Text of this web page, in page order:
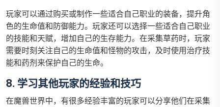
玩家可以通过购买或制作一些适合自己职业的装备，提升角
色的生命值和防御能力。玩家还可以选择一些适合自己职业
的技能和天赋，增加自己的生存能力。在采集草药时，玩家
需要时刻关注自己的生命值和怪物的攻击，及时使用治疗技
能和药剂来保护自己的生命。
8. 学习其他玩家的经验和技巧
在魔兽世界中，有很多经验丰富的玩家可以分享他们在采集